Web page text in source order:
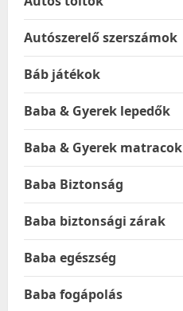
Autószerelő szerszámok
Báb játékok
Baba & Gyerek lepedők
Baba & Gyerek matracok
Baba Biztonság
Baba biztonsági zárak
Baba egészség
Baba fogápolás